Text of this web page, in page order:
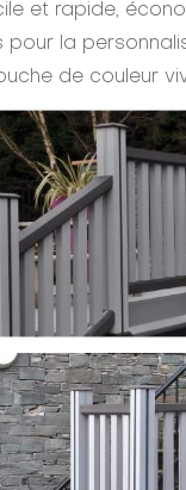
et rapide,
la
de couleur